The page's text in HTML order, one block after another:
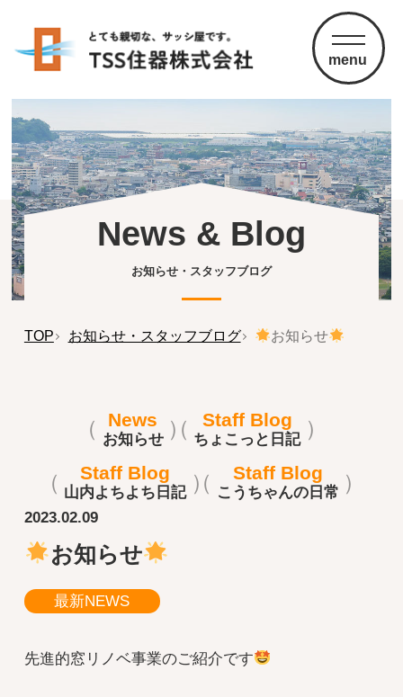
menu
News & Blog
お知らせ・スタッフブログ
TOP お知らせ・スタッフブログ お知らせ
News
お知らせ
Staff Blog
ちょこっと日記
Staff Blog
山内よちよち日記
Staff Blog
こうちゃんの日常
2023.02.09
お知らせ
最新NEWS
先進的窓リノベ事業のご紹介です